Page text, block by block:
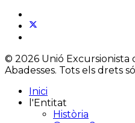
© 2026 Unió Excursionista
Abadesses. Tots els drets
Inici
l'Entitat
Història